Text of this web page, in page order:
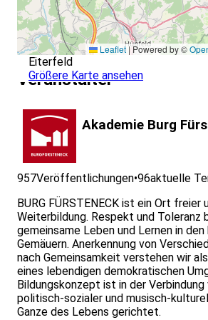
Leaflet|Powered by ©
Eiterfeld
Größere Karte ansehen
Veranstalter
Akademie Burg
957Veröffentlichungen•96aktuelle
BURG FÜRSTENECK ist ein Ort freier
Weiterbildung. Respekt und Toleranz
gemeinsame Leben und Lernen in
Gemäuern. Anerkennung von
nach Gemeinsamkeit verstehen wir
eines lebendigen demokratischen
Bildungskonzept ist in der Verbindung
politisch-sozialer und musisch-
Ganze des Lebens gerichtet.